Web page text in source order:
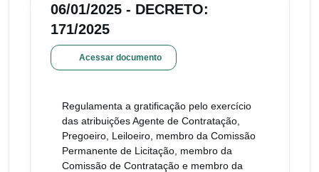
06/01/2025 - DECRETO:
171/2025
Acessar documento
Regulamenta a gratificação pelo exercício
das atribuições Agente de Contratação,
Pregoeiro, Leiloeiro, membro da Comissão
Permanente de Licitação, membro da
Comissão de Contratação e membro da